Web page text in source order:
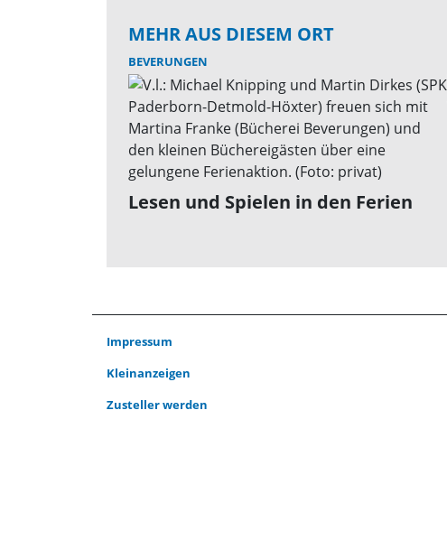
MEHR AUS DIESEM ORT
BEVERUNGEN
Lesen und Spielen in den Ferien
Impressum
Kleinanzeigen
Zusteller werden